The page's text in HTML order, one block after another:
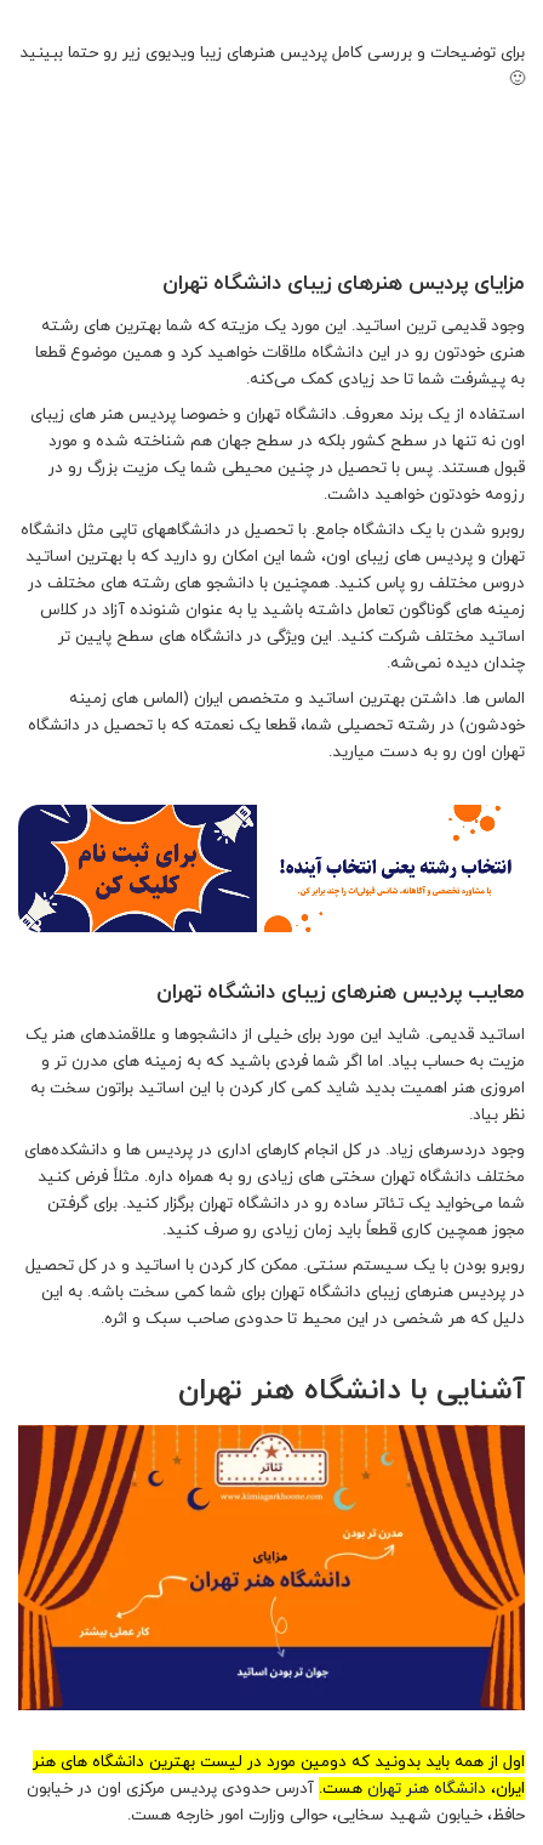
برای توضیحات و بررسی کامل پردیس هنرهای زیبا ویدیوی زیر رو حتما ببینید
🙂
مزایای پردیس هنرهای زیبای دانشگاه تهران
وجود قدیمی ترین اساتید. این مورد یک مزیته که شما بهترین های رشته
هنری خودتون رو در این دانشگاه ملاقات خواهید کرد و همین موضوع قطعا
به پیشرفت شما تا حد زیادی کمک می‌کنه.
استفاده از یک برند معروف. دانشگاه تهران و خصوصا پردیس هنر های زیبای
اون نه تنها در سطح کشور بلکه در سطح جهان هم شناخته شده و مورد
قبول هستند. پس با تحصیل در چنین محیطی شما یک مزیت بزرگ رو در
رزومه خودتون خواهید داشت.
روبرو شدن با یک دانشگاه جامع. با تحصیل در دانشگاههای تاپی مثل دانشگاه
تهران و پردیس های زیبای اون، شما این امکان رو دارید که با بهترین اساتید
دروس مختلف رو پاس کنید. همچنین با دانشجو های رشته های مختلف در
زمینه های گوناگون تعامل داشته باشید یا به عنوان شنونده آزاد در کلاس
اساتید مختلف شرکت کنید. این ویژگی در دانشگاه های سطح پایین تر
چندان دیده نمی‌شه.
الماس ها. داشتن بهترین اساتید و متخصص ایران (الماس های زمینه
خودشون) در رشته تحصیلی شما، قطعا یک نعمته که با تحصیل در دانشگاه
تهران اون رو به دست میارید.
معایب پردیس هنرهای زیبای دانشگاه تهران
اساتید قدیمی. شاید این مورد برای خیلی از دانشجوها و علاقمندهای هنر یک
مزیت به حساب بیاد. اما اگر شما فردی باشید که به زمینه های مدرن تر و
امروزی هنر اهمیت بدید شاید کمی کار کردن با این اساتید براتون سخت به
نظر بیاد.
وجود دردسرهای زیاد. در کل انجام کارهای اداری در پردیس ها و دانشکده‌های
مختلف دانشگاه تهران سختی های زیادی رو به همراه داره. مثلاً فرض کنید
شما می‌خواید یک تئاتر ساده رو در دانشگاه تهران برگزار کنید. برای گرفتن
مجوز همچین کاری قطعاً باید زمان زیادی رو صرف کنید.
روبرو بودن با یک سیستم سنتی. ممکن کار کردن با اساتید و در کل تحصیل
در پردیس هنرهای زیبای دانشگاه تهران برای شما کمی سخت باشه. به این
دلیل که هر شخصی در این محیط تا حدودی صاحب سبک و اثره.
آشنایی با دانشگاه هنر تهران
اول از همه باید بدونید که دومین مورد در لیست بهترین دانشگاه های هنر
ایران، دانشگاه هنر تهران هست. آدرس حدودی پردیس مرکزی اون در خیابون
حافظ، خیابون شهید سخایی، حوالی وزارت امور خارجه هست.